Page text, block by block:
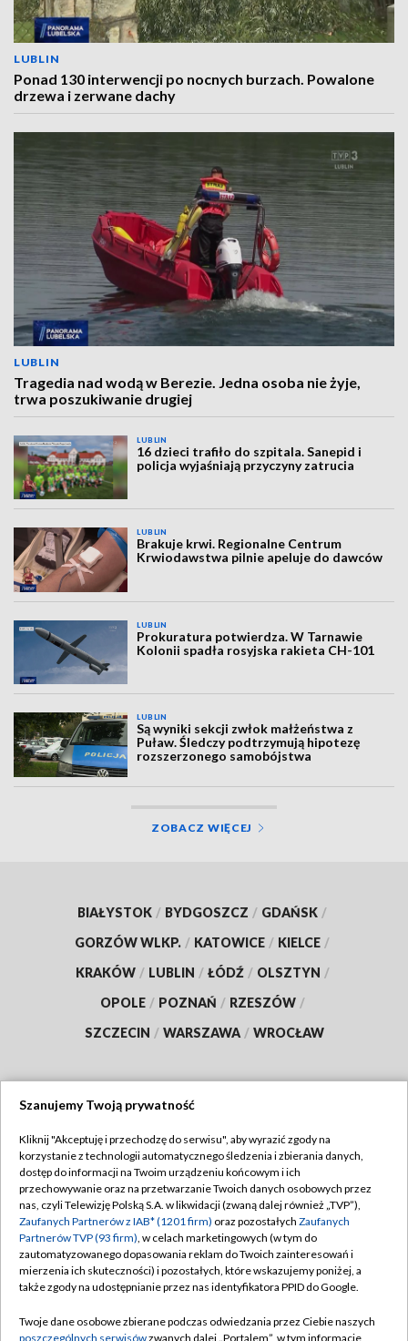
LUBLIN
Ponad 130 interwencji po nocnych burzach. Powalone
drzewa i zerwane dachy
LUBLIN
Tragedia nad wodą w Berezie. Jedna osoba nie żyje,
trwa poszukiwanie drugiej
LUBLIN
16 dzieci trafiło do szpitala. Sanepid i
policja wyjaśniają przyczyny zatrucia
LUBLIN
Brakuje krwi. Regionalne Centrum
Krwiodawstwa pilnie apeluje do dawców
LUBLIN
Prokuratura potwierdza. W Tarnawie
Kolonii spadła rosyjska rakieta CH-101
LUBLIN
Są wyniki sekcji zwłok małżeństwa z
Puław. Śledczy podtrzymują hipotezę
rozszerzonego samobójstwa
ZOBACZ WIĘCEJ
BIAŁYSTOK / BYDGOSZCZ / GDAŃSK /
GORZÓW WLKP. / KATOWICE / KIELCE /
KRAKÓW / LUBLIN / ŁÓDŹ / OLSZTYN /
OPOLE / POZNAŃ / RZESZÓW /
SZCZECIN / WARSZAWA / WROCŁAW
TVP
Abonament TVP
Emisja w TVP
Centrum informacji TVP
Naziemna Telewizja Cyfrowa
Rada Programowa
Regulamin TVP
Polityka prywatności
Moje zgody
Pomoc
Szanujemy Twoją prywatność
Kliknij "Akceptuję i przechodzę do serwisu", aby wyrazić zgody na
korzystanie z technologii automatycznego śledzenia i zbierania danych,
dostęp do informacji na Twoim urządzeniu końcowym i ich
przechowywanie oraz na przetwarzanie Twoich danych osobowych przez
nas, czyli Telewizję Polską S.A. w likwidacji (zwaną dalej również „TVP”),
Zaufanych Partnerów z IAB* (1201 firm) oraz pozostałych Zaufanych
Partnerów TVP (93 firm), w celach marketingowych (w tym do
zautomatyzowanego dopasowania reklam do Twoich zainteresowań i
mierzenia ich skuteczności) i pozostałych, które wskazujemy poniżej, a
także zgody na udostępnianie przez nas identyfikatora PPID do Google.
Twoje dane osobowe zbierane podczas odwiedzania przez Ciebie naszych
poszczególnych serwisówzwanych dalej „Portalem”, w tym informacje